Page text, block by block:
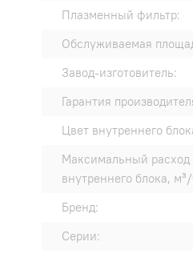
Плазменный фильтр:
Обслуживаемая
Завод-изготовитель:
Гарантия
Цвет внутреннего
Максимальный расход
внутреннего блока,
Бренд:
Серии: